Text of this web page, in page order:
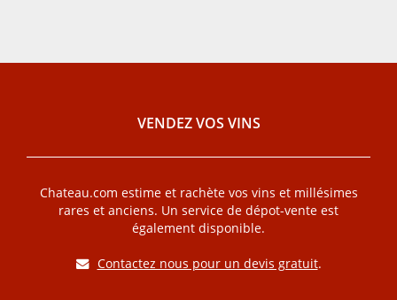
VENDEZ VOS VINS
Chateau.com estime et rachète vos vins et millésimes
rares et anciens. Un service de dépot-vente est
également disponible.
Contactez nous pour un devis gratuit.